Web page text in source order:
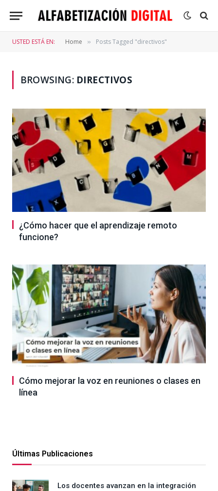
USTED ESTÁ EN: Home » Posts Tagged "directivos"
BROWSING: DIRECTIVOS
¿Cómo hacer que el aprendizaje remoto
funcione?
Cómo mejorar la voz en reuniones o clases en
línea
Últimas Publicaciones
Los docentes avanzan en la integración